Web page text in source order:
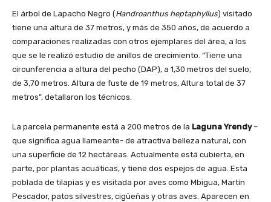
El árbol de Lapacho Negro (Handroanthus heptaphyllus) visitado
tiene una altura de 37 metros, y más de 350 años, de acuerdo a
comparaciones realizadas con otros ejemplares del área, a los
que se le realizó estudio de anillos de crecimiento. “Tiene una
circunferencia a altura del pecho (DAP), a 1,30 metros del suelo,
de 3,70 metros. Altura de fuste de 19 metros, Altura total de 37
metros”, detallaron los técnicos.
La parcela permanente está a 200 metros de la Laguna Yrendy –
que significa agua llameante- de atractiva belleza natural, con
una superficie de 12 hectáreas. Actualmente está cubierta, en
parte, por plantas acuáticas, y tiene dos espejos de agua. Esta
poblada de tilapias y es visitada por aves como Mbigua, Martín
Pescador, patos silvestres, cigüeñas y otras aves. Aparecen en